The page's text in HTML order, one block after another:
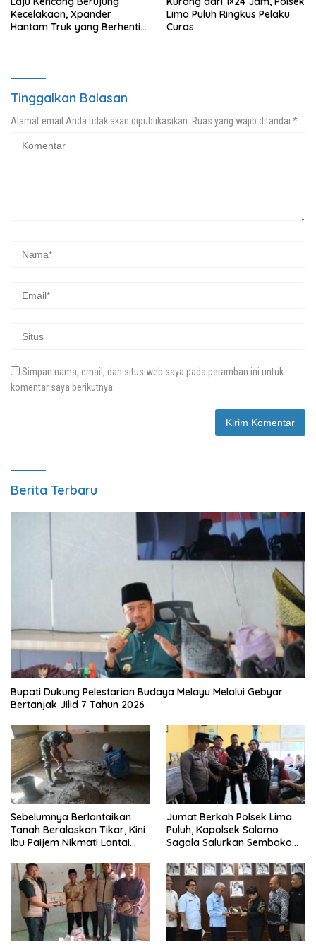
Kecelakaan, Xpander
Hantam Truk yang Berhenti
Lima Puluh Ringkus Pelaku
Curas
Tinggalkan Balasan
Alamat email Anda tidak akan dipublikasikan. Ruas yang wajib ditandai *
Simpan nama, email, dan situs web saya pada peramban ini untuk
komentar saya berikutnya.
Berita Terbaru
Bupati Dukung Pelestarian Budaya Melayu Melalui Gebyar
Bertanjak Jilid 7 Tahun 2026
Sebelumnya Berlantaikan
Tanah Beralaskan Tikar, Kini
Ibu Paijem Nikmati Lantai
Satgas TMMD Ke-129 Kodim
0208/Asahan
Jumat Berkah Polsek Lima
Puluh, Kapolsek Salomo
Sagala Salurkan Sembako
Gambus